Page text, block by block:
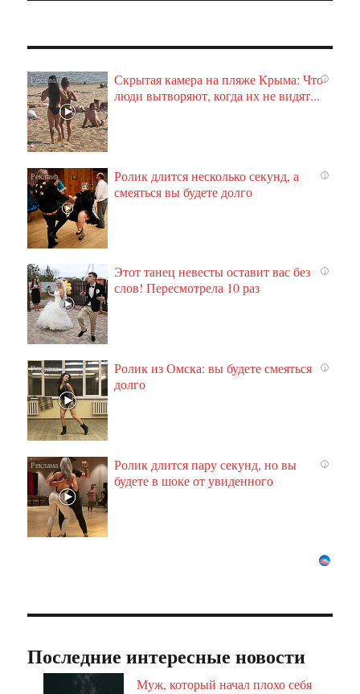
i
Скрытая камера на пляже Крыма: Что
люди вытворяют, когда их не видят...
i
Ролик длится несколько секунд, а
смеяться вы будете долго
i
Этот танец невесты оставит вас без
слов! Пересмотрела 10 раз
i
Ролик из Омска: вы будете смеяться
долго
i
Ролик длится пару секунд, но вы
будете в шоке от увиденного
Последние интересные новости
Муж, который начал плохо себя